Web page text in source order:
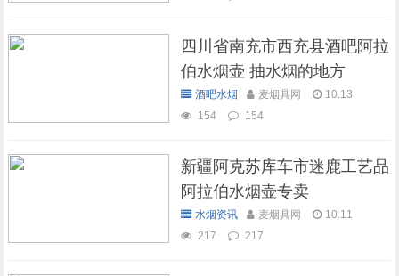
四川省南充市西充县酒吧阿拉
伯水烟壶 抽水烟的地方
酒吧水烟 麦烟具网
10.13
154
154
新疆阿克苏库车市迷鹿工艺品
阿拉伯水烟壶专卖
水烟资讯 麦烟具网
10.11
217
217